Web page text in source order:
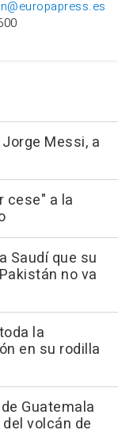
Messi, a
cese" a la
Saudí que su
no va
la
en su rodilla
Guatemala
volcán de